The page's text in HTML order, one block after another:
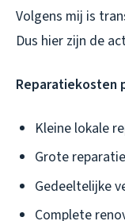
Volgens mij is
Dus hier zijn de
Reparatiekosten
Kleine lokale
Grote
Gedeeltelijke
Complete